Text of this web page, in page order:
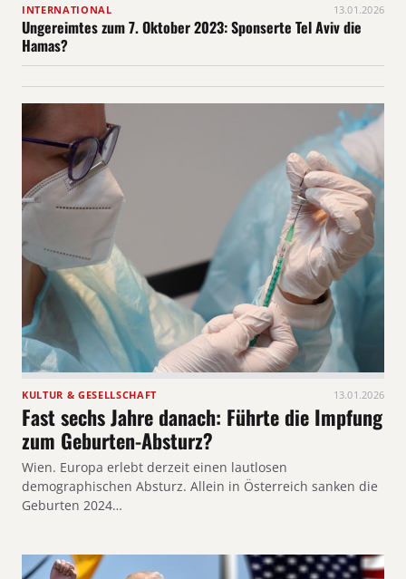
INTERNATIONAL 13.01.2026
Ungereimtes zum 7. Oktober 2023: Sponserte Tel Aviv die
Hamas?
KULTUR & GESELLSCHAFT 13.01.2026
Fast sechs Jahre danach: Führte die Impfung
zum Geburten-Absturz?
Wien. Europa erlebt derzeit einen lautlosen
demographischen Absturz. Allein in Österreich sanken die
Geburten 2024…